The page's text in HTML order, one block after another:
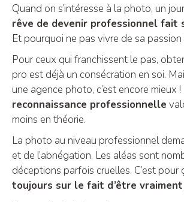
Quand on s’intéresse à la photo, un
rêve de devenir professionnel fait
Et pourquoi ne pas vivre de sa passion
Pour ceux qui franchissent le pas,
pro est déjà un consécration en soi.
une agence photo, c’est encore mieux !
reconnaissance professionnelle
moins en théorie.
La photo au niveau professionnel
et de l’abnégation. Les aléas sont
déceptions parfois cruelles. C’est pour
toujours sur le fait d’être vraiment